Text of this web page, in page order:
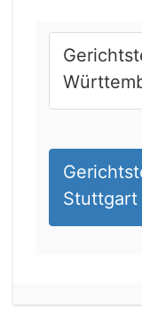
Stuttgart
20.08.2026